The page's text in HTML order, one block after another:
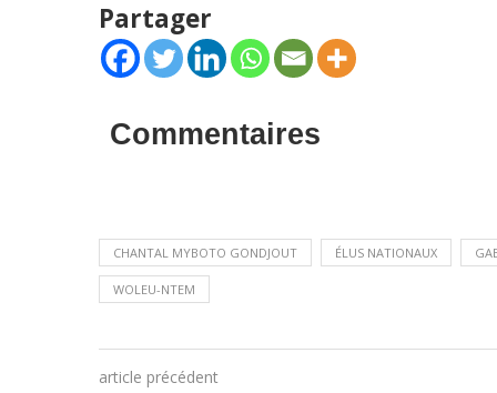
Partager
Commentaires
CHANTAL MYBOTO GONDJOUT ÉLUS NATIONAUX
WOLEU-NTEM
article précédent